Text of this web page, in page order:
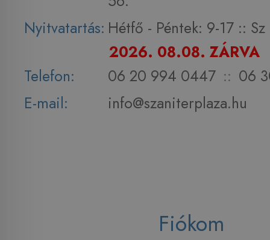
Nyitvatartás: Hétfő - Péntek: 9-17 :: Sz
2026. 08.08. ZÁRVA
Telefon:
06 20 994 0447 :: 06
E-mail:
info@szaniterplaza.hu
Fiókom